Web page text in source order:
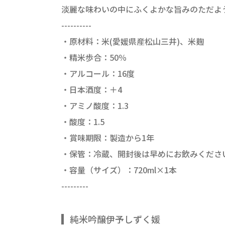
淡麗な味わいの中にふくよかな旨みのただよ
----------
・原材料：米(愛媛県産松山三井)、米麹
・精米歩合：50％
・アルコール：16度
・日本酒度：＋4
・アミノ酸度：1.3
・酸度：1.5
・賞味期限：製造から1年
・保管：冷蔵、開封後は早めにお飲みくださ
・容量（サイズ）：720ml×1本
---------
純米吟醸伊予しずく媛